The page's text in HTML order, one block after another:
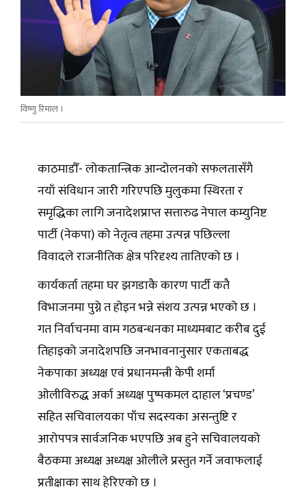
विष्णु रिमाल ।
काठमाडौँ- लोकतान्त्रिक आन्दोलनको सफलतासँगै
नयाँ संविधान जारी गरिएपछि मुलुकमा स्थिरता र
समृद्धिका लागि जनादेशप्राप्त सत्तारुढ नेपाल कम्युनिष्ट
पार्टी (नेकपा) को नेतृत्व तहमा उत्पन्न पछिल्ला
विवादले राजनीतिक क्षेत्र परिदृश्य तातिएको छ ।
कार्यकर्ता तहमा घर झगडाकै कारण पार्टी कतै
विभाजनमा पुग्ने त होइन भन्ने संशय उत्पन्न भएको छ ।
गत निर्वाचनमा वाम गठबन्धनका माध्यमबाट करीब दुई
तिहाइको जनादेशपछि जनभावनानुसार एकताबद्ध
नेकपाका अध्यक्ष एवं प्रधानमन्त्री केपी शर्मा
ओलीविरुद्ध अर्का अध्यक्ष पुष्पकमल दाहाल ‘प्रचण्ड’
सहित सचिवालयका पाँच सदस्यका असन्तुष्टि र
आरोपपत्र सार्वजनिक भएपछि अब हुने सचिवालयको
बैठकमा अध्यक्ष अध्यक्ष ओलीले प्रस्तुत गर्ने जवाफलाई
प्रतीक्षाका साथ हेरिएको छ ।